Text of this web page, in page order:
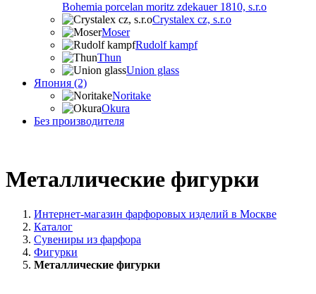
Bohemia porcelan moritz zdekauer 1810, s.r.o
Crystalex cz, s.r.o
Moser
Rudolf kampf
Thun
Union glass
Япония (2)
Noritake
Okura
Без производителя
Металлические фигурки
Интернет-магазин фарфоровых изделий в Москве
Каталог
Сувениры из фарфора
Фигурки
Металлические фигурки